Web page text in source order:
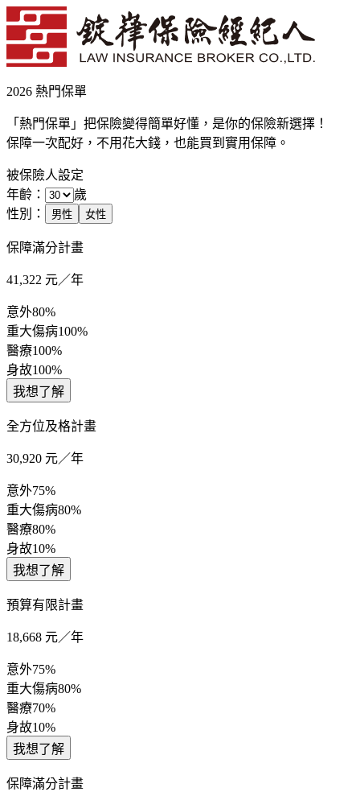
2026 熱門保單
「熱門保單」把保險變得簡單好懂，是你的保險新選擇！
保障一次配好，不用花大錢，也能買到實用保障。
被保險人設定
年齡：
歲
性別：
男性 女性
保障滿分計畫
41,322 元／年
意外80%
重大傷病100%
醫療100%
身故100%
我想了解
全方位及格計畫
30,920 元／年
意外75%
重大傷病80%
醫療80%
身故10%
我想了解
預算有限計畫
18,668 元／年
意外75%
重大傷病80%
醫療70%
身故10%
我想了解
保障滿分計畫